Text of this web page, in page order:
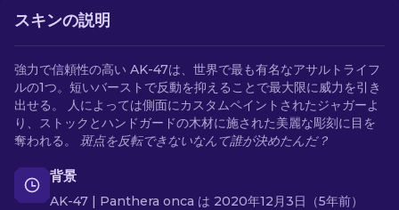
スキンの説明
強力で信頼性の高い AK-47は、世界で最も有名なアサルトライフ
ルの1つ。短いバーストで反動を抑えることで最大限に威力を引き
出せる。 人によっては側面にカスタムペイントされたジャガーよ
り、ストックとハンドガードの木材に施された美麗な彫刻に目を
奪われる。 斑点を反転できないなんて誰が決めたんだ？
背景
AK-47 | Panthera onca は 2020年12月3日（5年前）